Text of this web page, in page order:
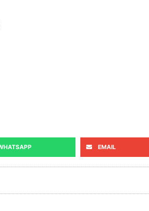
EMAIL